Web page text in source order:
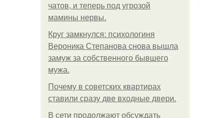
чатов, и теперь под угрозой
мамины нервы.
Круг замкнулся: психологиня
Вероника Степанова снова вышла
замуж за собственного бывшего
мужа.
Почему в советских квартирах
ставили сразу две входные двери.
В сети продолжают обсуждать